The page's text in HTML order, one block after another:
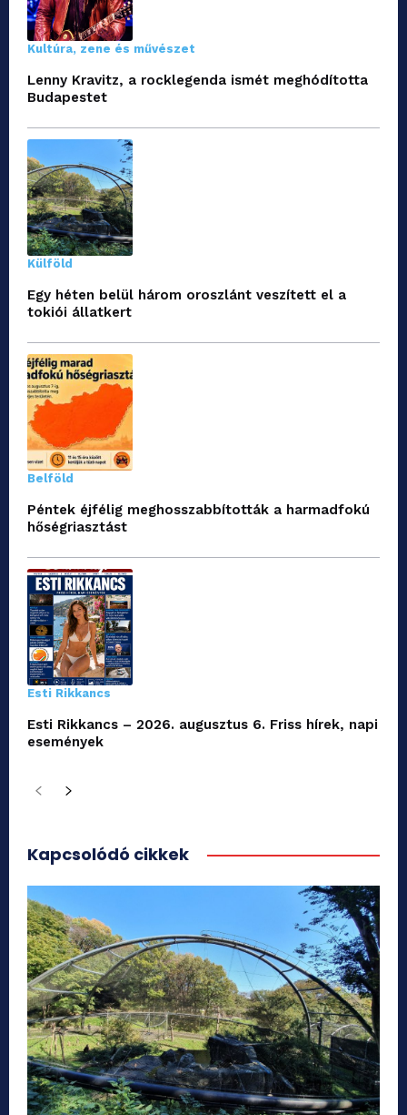
Kultúra, zene és művészet
Lenny Kravitz, a rocklegenda ismét meghódította
Budapestet
Külföld
Egy héten belül három oroszlánt veszített el a
tokiói állatkert
Belföld
Péntek éjfélig meghosszabbították a harmadfokú
hőségriasztást
Esti Rikkancs
Esti Rikkancs – 2026. augusztus 6. Friss hírek, napi
események
Kapcsolódó cikkek